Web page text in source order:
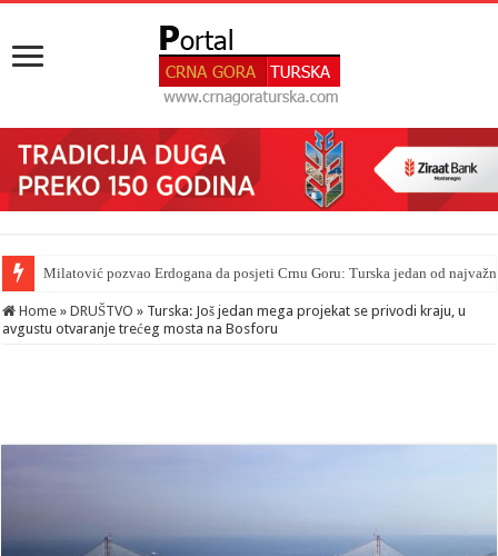
Novosti iz Acibadema
Milatović pozvao Erdogana da posjeti Crnu Goru: Turska jedan od
Home » DRUŠTVO » Turska: Još jedan mega projekat se privodi kraju, u
avgustu otvaranje trećeg mosta na Bosforu